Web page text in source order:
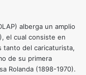
alberga un amplio
el cual consiste en
tanto del caricaturista,
de su primera
Rolanda (1898-1970).